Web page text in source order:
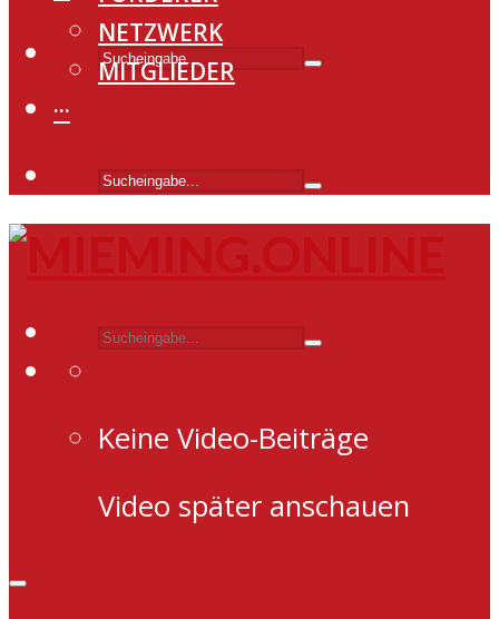
NETZWERK
MITGLIEDER
···
Keine Video-Beiträge
Video später anschauen